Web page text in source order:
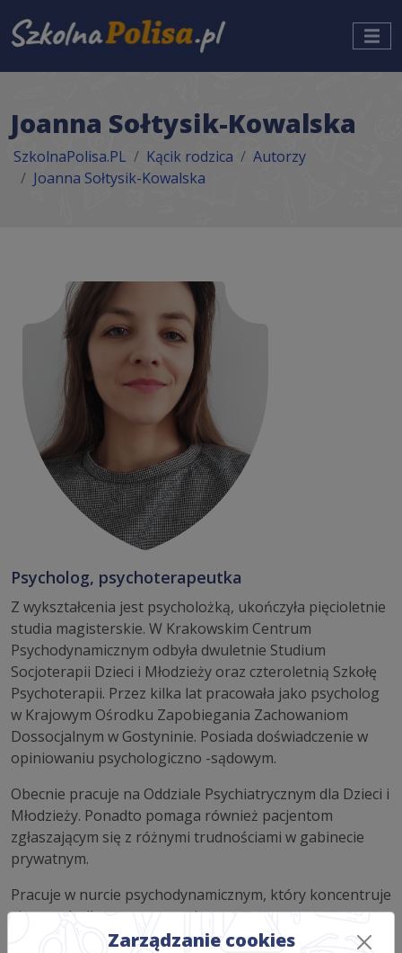
Joanna Sołtysik-Kowalska
SzkolnaPolisa.PL Kącik rodzica
Autorzy
Joanna Sołtysik-Kowalska
Psycholog, psychoterapeutka
Z wykształcenia jest psycholożką, ukończyła pięcioletnie
studia magisterskie. W Krakowskim Centrum
Psychodynamicznym odbyła dwuletnie Studium
Socjoterapii Dzieci i Młodzieży oraz czteroletnią Szkołę
Psychoterapii. Przez kilka lat pracowała jako psycholog
w Krajowym Ośrodku Zapobiegania Zachowaniom
Dossocjalnym w Gostyninie. Posiada doświadczenie w
opiniowaniu psychologiczno -sądowym.
Obecnie pracuje na Oddziale Psychiatrycznym dla Dzieci i
Młodzieży. Ponadto pomaga również pacjentom
zgłaszającym się z różnymi trudnościami w gabinecie
prywatnym.
Pracuje w nurcie psychodynamicznym, który koncentruje
się na relacji terapeutycznej.
Zarządzanie cookies